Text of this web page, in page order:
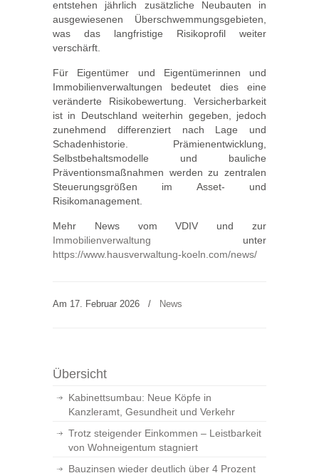
entstehen jährlich zusätzliche Neubauten in
ausgewiesenen Überschwemmungsgebieten,
was das langfristige Risikoprofil weiter
verschärft.
Für Eigentümer und Eigentümerinnen und
Immobilienverwaltungen bedeutet dies eine
veränderte Risikobewertung. Versicherbarkeit
ist in Deutschland weiterhin gegeben, jedoch
zunehmend differenziert nach Lage und
Schadenhistorie. Prämienentwicklung,
Selbstbehaltsmodelle und bauliche
Präventionsmaßnahmen werden zu zentralen
Steuerungsgrößen im Asset- und
Risikomanagement.
Mehr News vom VDIV und zur
Immobilienverwaltung unter
https://www.hausverwaltung-koeln.com/news/
Am 17. Februar 2026 / News
Übersicht
Kabinettsumbau: Neue Köpfe in
Kanzleramt, Gesundheit und Verkehr
Trotz steigender Einkommen – Leistbarkeit
von Wohneigentum stagniert
Bauzinsen wieder deutlich über 4 Prozent